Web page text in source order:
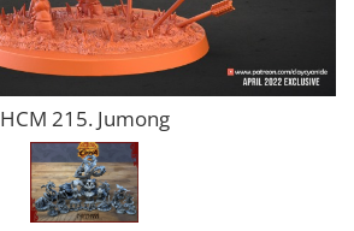
HCM 215. Jumong